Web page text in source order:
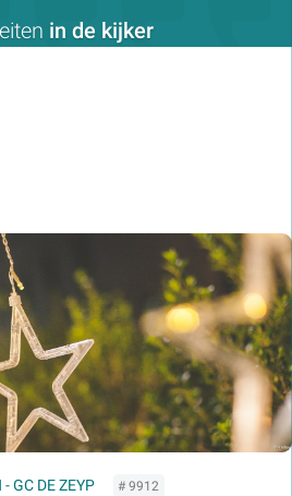
in de kijker
GC DE ZEYP # 9912